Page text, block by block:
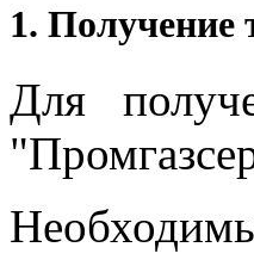
1. Получение
Для